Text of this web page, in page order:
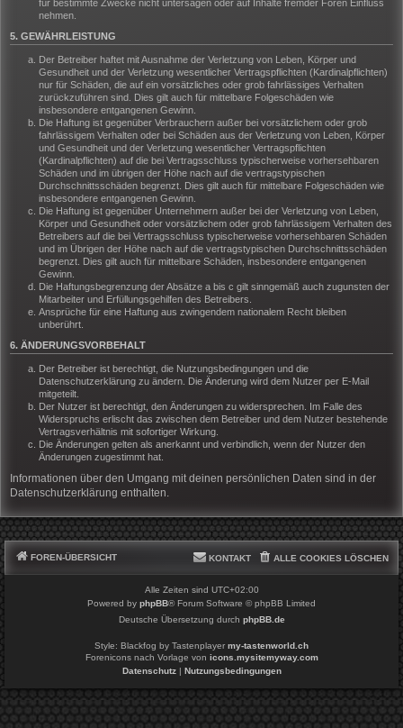
für bestimmte Zwecke nicht untersagen oder auf Inhalte fremder Foren Einfluss
nehmen.
5. GEWÄHRLEISTUNG
Der Betreiber haftet mit Ausnahme der Verletzung von Leben, Körper und
Gesundheit und der Verletzung wesentlicher Vertragspflichten (Kardinalpflichten)
nur für Schäden, die auf ein vorsätzliches oder grob fahrlässiges Verhalten
zurückzuführen sind. Dies gilt auch für mittelbare Folgeschäden wie
insbesondere entgangenen Gewinn.
Die Haftung ist gegenüber Verbrauchern außer bei vorsätzlichem oder grob
fahrlässigem Verhalten oder bei Schäden aus der Verletzung von Leben, Körper
und Gesundheit und der Verletzung wesentlicher Vertragspflichten
(Kardinalpflichten) auf die bei Vertragsschluss typischerweise vorhersehbaren
Schäden und im übrigen der Höhe nach auf die vertragstypischen
Durchschnittsschäden begrenzt. Dies gilt auch für mittelbare Folgeschäden wie
insbesondere entgangenen Gewinn.
Die Haftung ist gegenüber Unternehmern außer bei der Verletzung von Leben,
Körper und Gesundheit oder vorsätzlichem oder grob fahrlässigem Verhalten des
Betreibers auf die bei Vertragsschluss typischerweise vorhersehbaren Schäden
und im Übrigen der Höhe nach auf die vertragstypischen Durchschnittsschäden
begrenzt. Dies gilt auch für mittelbare Schäden, insbesondere entgangenen
Gewinn.
Die Haftungsbegrenzung der Absätze a bis c gilt sinngemäß auch zugunsten der
Mitarbeiter und Erfüllungsgehilfen des Betreibers.
Ansprüche für eine Haftung aus zwingendem nationalem Recht bleiben
unberührt.
6. ÄNDERUNGSVORBEHALT
Der Betreiber ist berechtigt, die Nutzungsbedingungen und die
Datenschutzerklärung zu ändern. Die Änderung wird dem Nutzer per E-Mail
mitgeteilt.
Der Nutzer ist berechtigt, den Änderungen zu widersprechen. Im Falle des
Widerspruchs erlischt das zwischen dem Betreiber und dem Nutzer bestehende
Vertragsverhältnis mit sofortiger Wirkung.
Die Änderungen gelten als anerkannt und verbindlich, wenn der Nutzer den
Änderungen zugestimmt hat.
Informationen über den Umgang mit deinen persönlichen Daten sind in der
Datenschutzerklärung enthalten.
FOREN-ÜBERSICHT ALLE COOKIES LÖSCHEN
KONTAKT
Alle Zeiten sind UTC+02:00
Powered by phpBB® Forum Software © phpBB Limited
Deutsche Übersetzung durch phpBB.de
Style: Blackfog by Tastenplayer my-tastenworld.ch
Forenicons nach Vorlage von icons.mysitemyway.com
Datenschutz| Nutzungsbedingungen